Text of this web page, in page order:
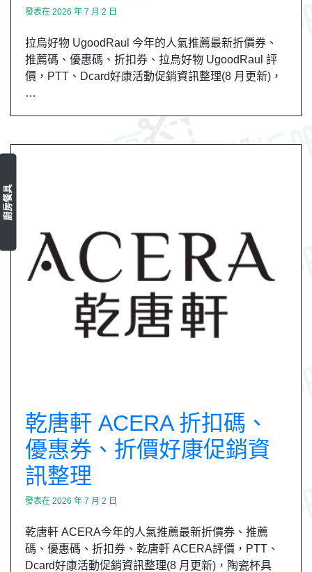
發表在 2026 年 7 月 2 日
拉烏好物 UgoodRaul 今年的人氣推薦最新折價券、
推薦碼、優惠碼、折扣券、拉烏好物 UgoodRaul 評
價，PTT、Dcard好康活動促銷資訊整理(8 月更新)，
…
廚房餐具
乾唐軒 ACERA 折扣碼、
優惠券、折價好康促銷資
訊整理
發表在 2026 年 7 月 2 日
乾唐軒 ACERA今年的人氣推薦最新折價券、推薦
碼、優惠碼、折扣券、乾唐軒 ACERA評價，PTT、
Dcard好康活動促銷資訊整理(8 月更新)，陶瓷杯具